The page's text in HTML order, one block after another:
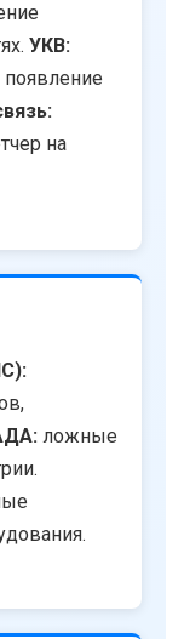
УКВ:
появление
на
ложные